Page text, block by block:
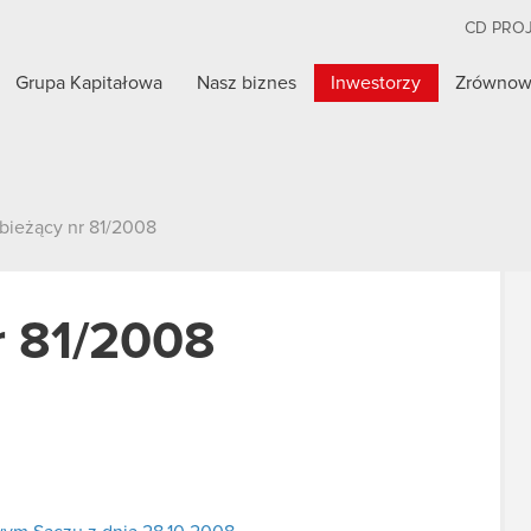
CD
Grupa Kapitałowa Nasz biznes Inwestorzy
nr 81/2008
81/2008